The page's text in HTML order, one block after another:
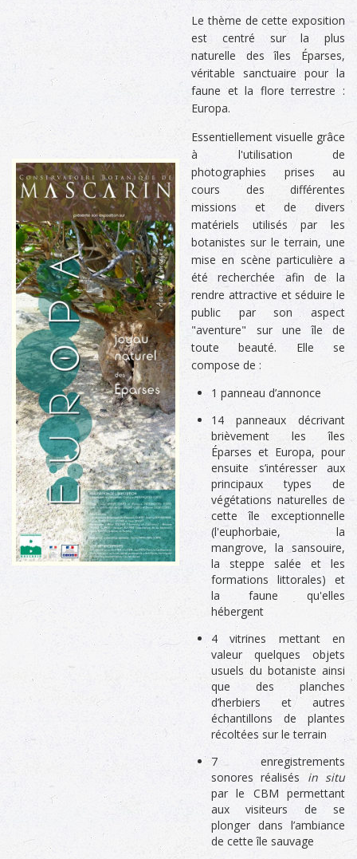
Le thème de cette exposition
est centré sur la plus
naturelle des îles Éparses,
véritable sanctuaire pour la
faune et la flore terrestre :
Europa.
Essentiellement visuelle grâce
à l'utilisation de
photographies prises au
cours des différentes
missions et de divers
matériels utilisés par les
botanistes sur le terrain, une
mise en scène particulière a
été recherchée afin de la
rendre attractive et séduire le
public par son aspect
"aventure" sur une île de
toute beauté. Elle se
compose de :
1 panneau d’annonce
14 panneaux décrivant
brièvement les îles
Éparses et Europa, pour
ensuite s’intéresser aux
principaux types de
végétations naturelles de
cette île exceptionnelle
(l'euphorbaie, la
mangrove, la sansouire,
la steppe salée et les
formations littorales) et
la faune qu'elles
hébergent
4 vitrines mettant en
valeur quelques objets
usuels du botaniste ainsi
que des planches
d’herbiers et autres
échantillons de plantes
récoltées sur le terrain
7 enregistrements
sonores réalisés in situ
par le CBM permettant
aux visiteurs de se
plonger dans l’ambiance
de cette île sauvage